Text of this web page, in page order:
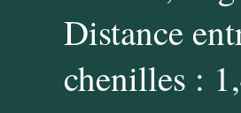
Distance
chenilles :